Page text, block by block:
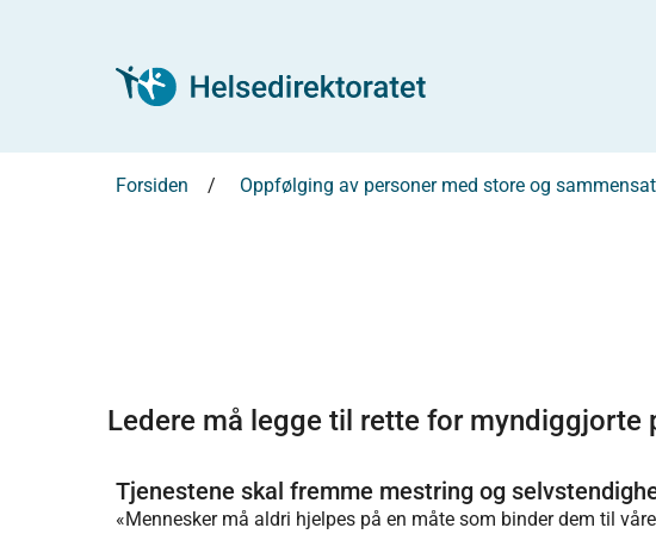
Forsiden Oppfølging av personer med store og
Ledere må legge til rette for myndiggjorte
Tjenestene skal fremme mestring og
«Mennesker må aldri hjelpes på en måte som binder dem til